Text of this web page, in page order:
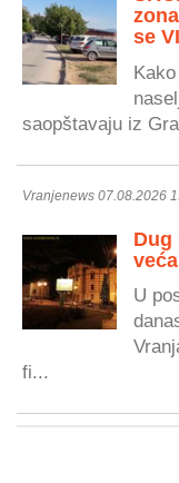
se
saopštavaju iz
Vranjenews 07.08.2026
Dug
U
fi...